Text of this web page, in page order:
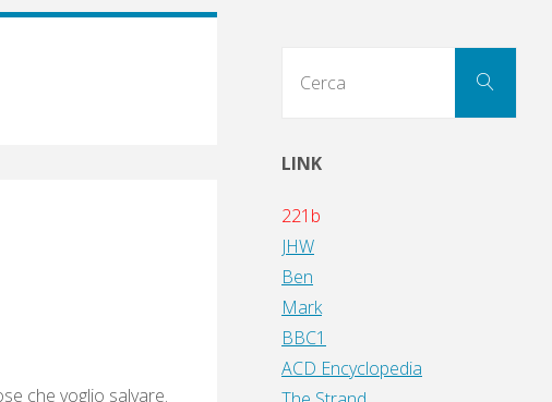
che voglio salvare.
Cerca
LINK
221b
JHW
Ben
Mark
BBC1
ACD Encyclopedia